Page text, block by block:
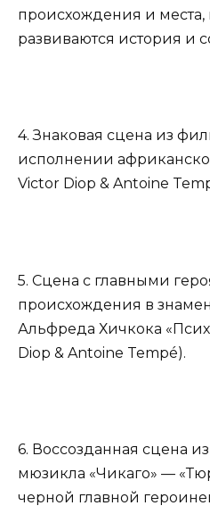
происхождения и места,
развиваются история и
4. Знаковая сцена из
исполнении
Victor Diop & Antoine
5. Сцена с главными
происхождения в
Альфреда Хичкока
Diop & Antoine Tempé).
6. Воссозданная сцена
мюзикла «Чикаго» —
черной главной